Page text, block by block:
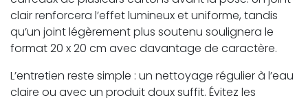
clair renforcera l’effet lumineux et uniforme, tandis
qu’un joint légèrement plus soutenu soulignera le
format 20 x 20 cm avec davantage de caractère.
L’entretien reste simple : un nettoyage régulier à l’eau
claire ou avec un produit doux suffit. Évitez les